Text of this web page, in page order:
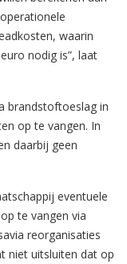
waarin
nodig is”, laat
brandstoftoeslag in
op te vangen. In
daarbij geen
eventuele
te vangen via
reorganisaties
niet uitsluiten dat op